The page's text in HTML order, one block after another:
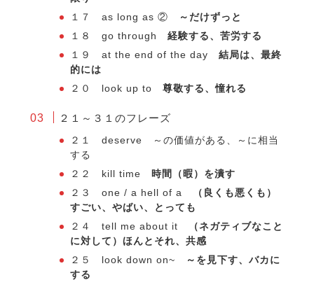
１７ as long as ②
～だけずっと
１８ go through経験する、苦労する
１９ at the end of the day結局は、最終
的には
２０ look up to尊敬する、憧れる
２１～３１のフレーズ
２１ deserve ～の価値がある、～に相当
する
２２ kill time 時間（暇）を潰す
２３ one / a hell of a
（良くも悪くも）
すごい、やばい、とっても
２４ tell me about it
（ネガティブなこと
に対して）ほんとそれ、共感
２５ look down on~
～を見下す、バカに
する